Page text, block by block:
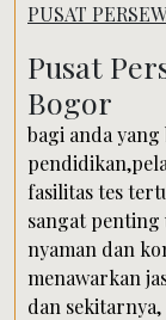
PUSAT
Pusat
Bogor
bagi anda
fasilitas tes
sangat penting
nyaman dan
menawarkan
dan